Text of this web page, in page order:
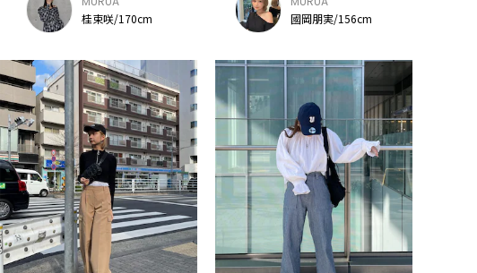
桂束咲/170cm
國岡朋実/156cm